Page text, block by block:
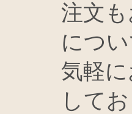
注文
につ
気軽
して